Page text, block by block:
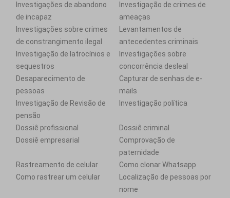
Investigações de abandono
de incapaz
Investigação de crimes de
ameaças
Investigações sobre crimes
de constrangimento ilegal
Levantamentos de
antecedentes criminais
Investigação de latrocínios e
sequestros
Investigações sobre
concorrência desleal
Desaparecimento de
pessoas
Capturar de senhas de e-
mails
Investigação de Revisão de
pensão
Investigação política
Dossiê profissional
Dossiê criminal
Dossiê empresarial
Comprovação de
paternidade
Rastreamento de celular
Como clonar Whatsapp
Como rastrear um celular
Localização de pessoas por
nome